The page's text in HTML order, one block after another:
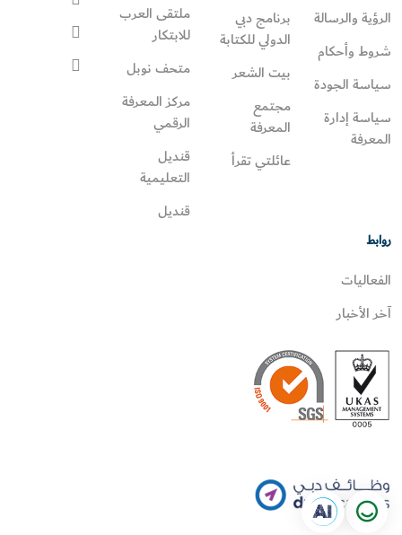
الرؤية والرسالة
شروط وأحكام
سياسة الجودة
سياسة إدارة
المعرفة
برنامج دبي
الدولي للكتابة
بيت الشعر
مجتمع
المعرفة
عائلتي تقرأ‎
ملتقى العرب
للابتكار
متحف نوبل
مركز المعرفة
الرقمي
قنديل
التعليمية
قنديل
روابط
الفعاليات
آخر الأخبار